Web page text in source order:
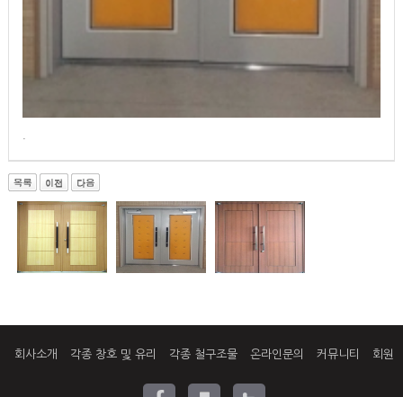
회사소개 각종 창호 및 유리 각종 철구조물 온라인문의 커뮤니티 회원